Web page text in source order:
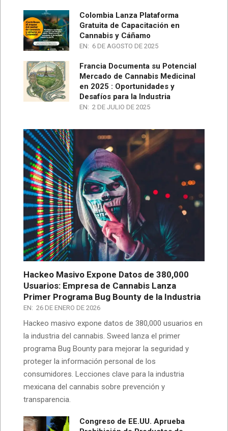
Colombia Lanza Plataforma
Gratuita de Capacitación en
Cannabis y Cáñamo
EN: 6 DE AGOSTO DE 2025
Francia Documenta su Potencial
Mercado de Cannabis Medicinal
en 2025 : Oportunidades y
Desafíos para la Industria
EN: 2 DE JULIO DE 2025
Hackeo Masivo Expone Datos de 380,000
Usuarios: Empresa de Cannabis Lanza
Primer Programa Bug Bounty de la Industria
EN: 26 DE ENERO DE 2026
Hackeo masivo expone datos de 380,000 usuarios en
la industria del cannabis. Sweed lanza el primer
programa Bug Bounty para mejorar la seguridad y
proteger la información personal de los
consumidores. Lecciones clave para la industria
mexicana del cannabis sobre prevención y
transparencia.
Congreso de EE.UU. Aprueba